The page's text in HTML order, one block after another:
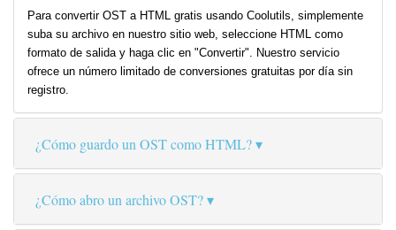
Para convertir OST a HTML gratis usando Coolutils, simplemente
suba su archivo en nuestro sitio web, seleccione HTML como
formato de salida y haga clic en "Convertir". Nuestro servicio
ofrece un número limitado de conversiones gratuitas por día sin
registro.
¿Cómo guardo un OST como HTML?
¿Cómo abro un archivo OST?